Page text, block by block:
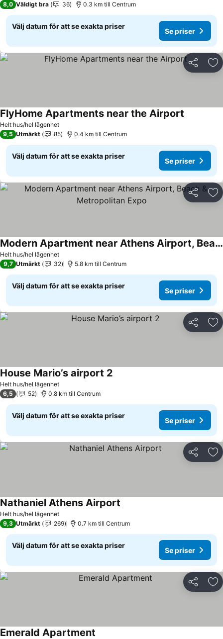
8,0 Väldigt bra 36 0.3 km till Centrum
Välj datum för att se exakta priser
Se priser
Dela
Helt hus/hel lägenhet
FlyHome Apartments near the Airport
9,5 Utmärkt 85 0.4 km till Centrum
Välj datum för att se exakta priser
Se priser
Dela
Helt hus/hel lägenhet
Modern Apartment near Athens Airport, Beach & Metropolitan Expo
9,7 Utmärkt 32 5.8 km till Centrum
Välj datum för att se exakta priser
Se priser
Dela
Helt hus/hel lägenhet
House Mario’s airport 2
6,5 52 0.8 km till Centrum
Välj datum för att se exakta priser
Se priser
Dela
Helt hus/hel lägenhet
Nathaniel Athens Airport
9,3 Utmärkt 269 0.7 km till Centrum
Välj datum för att se exakta priser
Se priser
Dela
Emerald Apartment